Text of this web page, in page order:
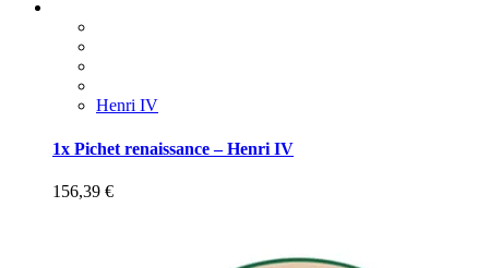
Henri IV
1x Pichet renaissance – Henri IV
156,39 €